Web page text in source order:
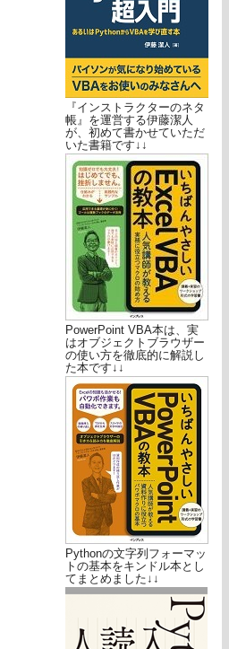
『インストラクターのネタ
帳』を運営する伊藤潔人
が、初めて書かせていただ
いた書籍です↓↓
PowerPoint VBA本は、実
はオブジェクトブラウザー
の使い方を徹底的に解説し
た本です↓↓
Pythonの文字列フォーマッ
トの基本をキンドル本とし
てまとめました↓↓